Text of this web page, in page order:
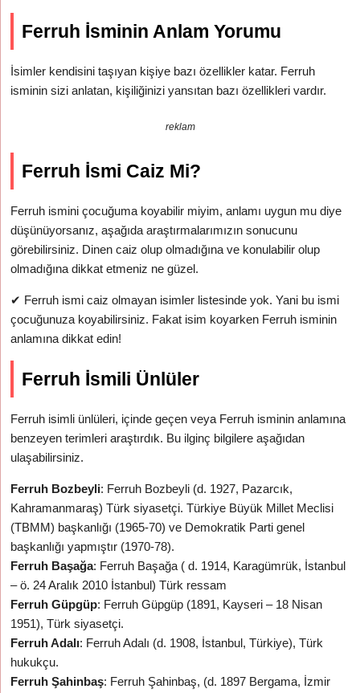
Ferruh İsminin Anlam Yorumu
İsimler kendisini taşıyan kişiye bazı özellikler katar. Ferruh
isminin sizi anlatan, kişiliğinizi yansıtan bazı özellikleri vardır.
reklam
Ferruh İsmi Caiz Mi?
Ferruh ismini çocuğuma koyabilir miyim, anlamı uygun mu diye
düşünüyorsanız, aşağıda araştırmalarımızın sonucunu
görebilirsiniz. Dinen caiz olup olmadığına ve konulabilir olup
olmadığına dikkat etmeniz ne güzel.
✔ Ferruh ismi caiz olmayan isimler listesinde yok. Yani bu ismi
çocuğunuza koyabilirsiniz. Fakat isim koyarken Ferruh isminin
anlamına dikkat edin!
Ferruh İsmili Ünlüler
Ferruh isimli ünlüleri, içinde geçen veya Ferruh isminin anlamına
benzeyen terimleri araştırdık. Bu ilginç bilgilere aşağıdan
ulaşabilirsiniz.
Ferruh Bozbeyli: Ferruh Bozbeyli (d. 1927, Pazarcık,
Kahramanmaraş) Türk siyasetçi. Türkiye Büyük Millet Meclisi
(TBMM) başkanlığı (1965-70) ve Demokratik Parti genel
başkanlığı yapmıştır (1970-78).
Ferruh Başağa: Ferruh Başağa ( d. 1914, Karagümrük, İstanbul
– ö. 24 Aralık 2010 İstanbul) Türk ressam
Ferruh Güpgüp: Ferruh Güpgüp (1891, Kayseri – 18 Nisan
1951), Türk siyasetçi.
Ferruh Adalı: Ferruh Adalı (d. 1908, İstanbul, Türkiye), Türk
hukukçu.
Ferruh Şahinbaş: Ferruh Şahinbaş, (d. 1897 Bergama, İzmir